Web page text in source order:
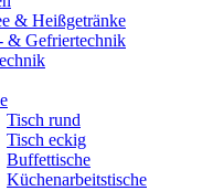
& Heißgetränke
& Gefriertechnik
Tisch rund
Tisch eckig
Buffettische
Küchenarbeitstische